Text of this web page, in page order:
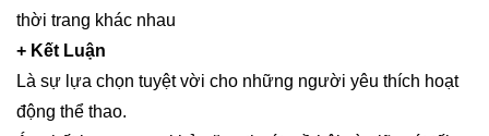
thời trang khác nhau
+ Kết Luận
Là sự lựa chọn tuyệt vời cho những người yêu thích hoạt
động thể thao.